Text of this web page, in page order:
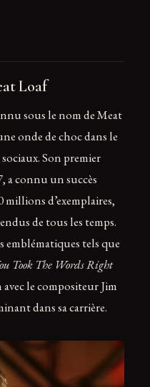
Loaf
sous le nom de Meat
onde de choc dans le
Son premier
a connu un succès
d’exemplaires,
de tous les temps.
emblématiques tels que
Took The Words Right
le compositeur Jim
dans sa carrière.